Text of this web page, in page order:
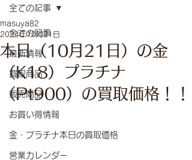
全ての記事
最新情報
買取商品
販売商品
お買い得情報
金・プラチナ本日の買取価格
営業カレンダー
全ての記事
本日（10月21日）の金
（K18）プラチナ
（Pt900）の買取価格！！
masuya82
2024年10月21日